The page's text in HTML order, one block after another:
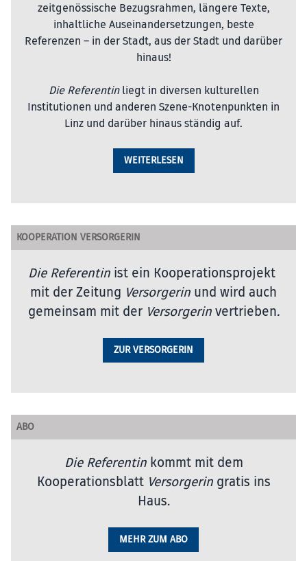
zeitgenössische Bezugsrahmen, längere Texte,
inhaltliche Auseinandersetzungen, beste
Referenzen – in der Stadt, aus der Stadt und darüber
hinaus!
Die Referentinliegt in diversen kulturellen
Institutionen und anderen Szene-Knotenpunkten in
Linz und darüber hinaus ständig auf.
WEITERLESEN
KOOPERATION VERSORGERIN
Die Referentin ist ein Kooperationsprojekt
mit der Zeitung Versorgerin und wird auch
gemeinsam mit der Versorgerinvertrieben.
ZUR VERSORGERIN
ABO
Die Referentinkommt mit dem
Kooperationsblatt Versorgeringratis ins
Haus.
MEHR ZUM ABO